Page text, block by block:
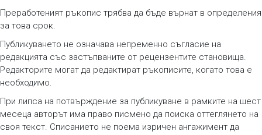
Преработеният ръкопис трябва да бъде върнат в определения
за това срок.
Публикуването не означава непременно съгласие на
редакцията със застъпваните от рецензентите становища.
Редакторите могат да редактират ръкописите, когато това е
необходимо.
При липса на потвърждение за публикуване в рамките на шест
месеца авторът има право писмено да поиска оттеглянето на
своя текст. Списанието не поема изричен ангажимент да